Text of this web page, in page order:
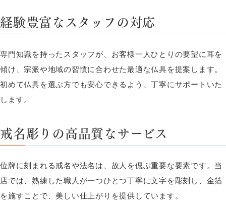
経験豊富なスタッフの対応
専門知識を持ったスタッフが、お客様一人ひとりの要望に耳を
傾け、宗派や地域の習慣に合わせた最適な仏具を提案します。
初めて仏具を選ぶ方でも安心できるよう、丁寧にサポートいた
します。
戒名彫りの高品質なサービス
位牌に刻まれる戒名や法名は、故人を偲ぶ重要な要素です。当
店では、熟練した職人が一つひとつ丁寧に文字を彫刻し、金箔
を施すことで、美しい仕上がりを提供しています。